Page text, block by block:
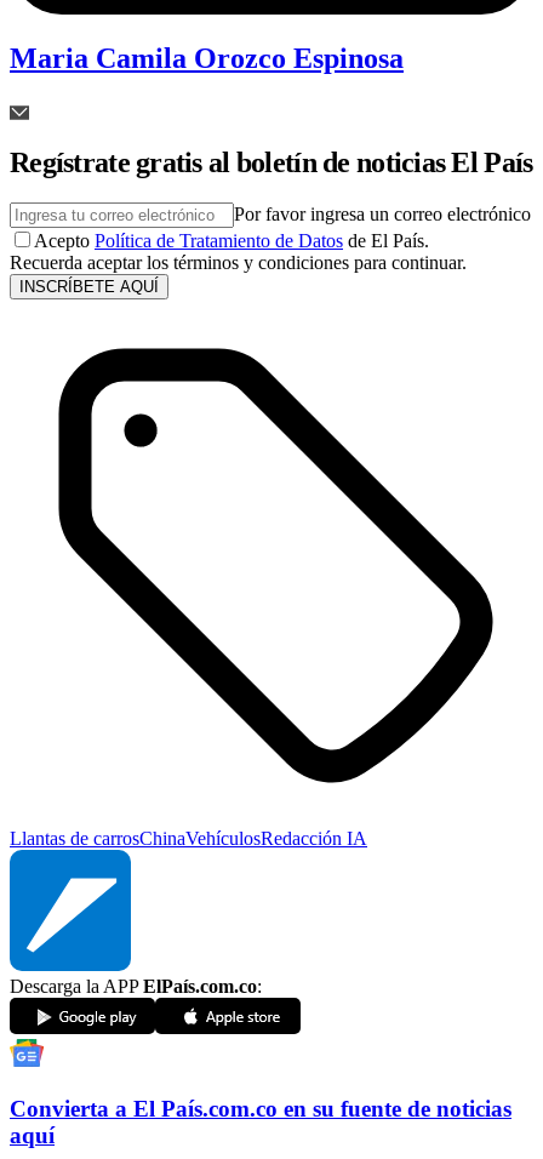
Maria Camila Orozco Espinosa
Regístrate gratis al boletín de noticias El País
Por favor ingresa un correo electrónico
Acepto Política de Tratamiento de Datos de El País.
Recuerda aceptar los términos y condiciones para continuar.
INSCRÍBETE AQUÍ
Llantas de carrosChinaVehículosRedacción IA
Descarga la APPElPaís.com.co:
Convierta a El País.com.co en su fuente de noticias
aquí